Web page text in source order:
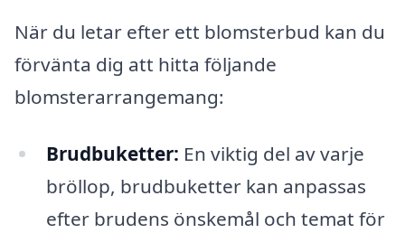
När du letar efter ett blomsterbud kan du
förvänta dig att hitta följande
blomsterarrangemang:
Brudbuketter: En viktig del av varje
bröllop, brudbuketter kan anpassas
efter brudens önskemål och temat för